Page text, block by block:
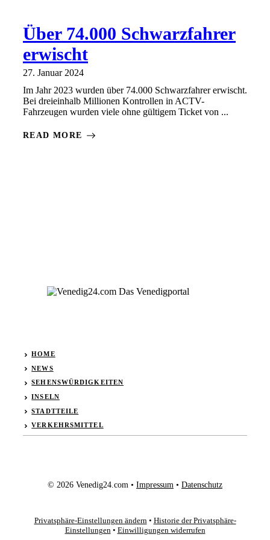
Über 74.000 Schwarzfahrer
erwischt
27. Januar 2024
Im Jahr 2023 wurden über 74.000 Schwarzfahrer erwischt.
Bei dreieinhalb Millionen Kontrollen in ACTV-
Fahrzeugen wurden viele ohne gültigem Ticket von ...
READ MORE
HOME
NEWS
SEHENSWÜRDIGKEITEN
INSELN
STADTTEILE
VERKEHRSMITTEL
© 2026 Venedig24.com • Impressum • Datenschutz
Privatsphäre-Einstellungen ändern • Historie der Privatsphäre-
Einstellungen • Einwilligungen widerrufen